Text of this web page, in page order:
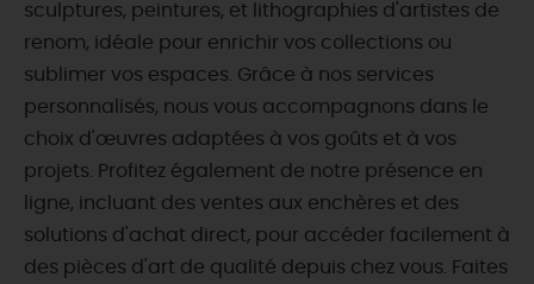
TOUT L'AGENDA
sculptures, peintures, et lithographies d'artistes de
renom, idéale pour enrichir vos collections ou
sublimer vos espaces. Grâce à nos services
personnalisés, nous vous accompagnons dans le
choix d'œuvres adaptées à vos goûts et à vos
projets. Profitez également de notre présence en
ligne, incluant des ventes aux enchères et des
solutions d'achat direct, pour accéder facilement à
des pièces d'art de qualité depuis chez vous. Faites